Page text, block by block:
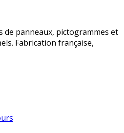
de panneaux, pictogrammes et
Fabrication française,